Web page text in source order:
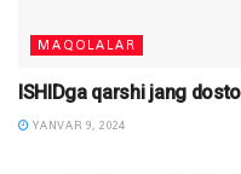
MAQOLALAR
ISHIDga qarshi jang
YANVAR 9, 2024